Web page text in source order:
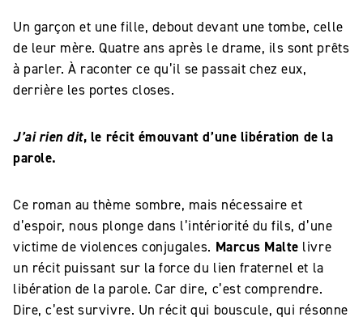
Un garçon et une fille, debout devant une tombe, celle
de leur mère. Quatre ans après le drame, ils sont prêts
à parler. À raconter ce qu’il se passait chez eux,
derrière les portes closes.
J’ai rien dit, le récit émouvant d’une libération de la
parole.
Ce roman au thème sombre, mais nécessaire et
d’espoir, nous plonge dans l’intériorité du fils, d’une
victime de violences conjugales. Marcus Malte livre
un récit puissant sur la force du lien fraternel et la
libération de la parole. Car dire, c’est comprendre.
Dire, c’est survivre. Un récit qui bouscule, qui résonne